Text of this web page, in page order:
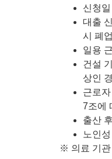
신청
대출
시 폐
일용
건설
상인
근로
7조에
출산
노인
※ 의료 기관